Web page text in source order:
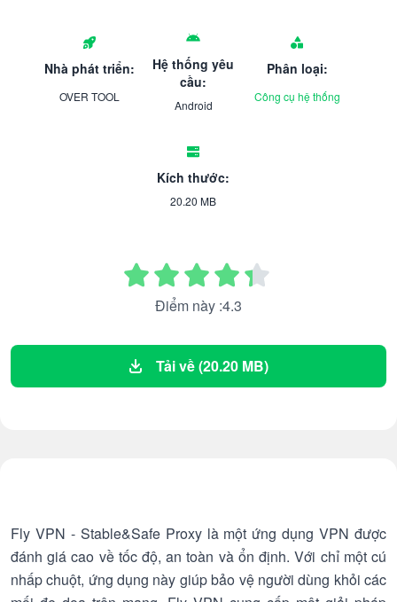
Nhà phát triển:
OVER TOOL
Hệ thống yêu
cầu:
Android
Phân loại:
Công cụ hệ thống
Kích thước:
20.20 MB
Điểm này :4.3
Tải về (20.20 MB)
Fly VPN - Stable&Safe Proxy là một ứng dụng VPN được
đánh giá cao về tốc độ, an toàn và ổn định. Với chỉ một cú
nhấp chuột, ứng dụng này giúp bảo vệ người dùng khỏi các